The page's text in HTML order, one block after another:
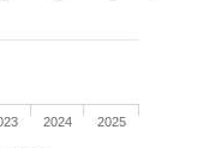
2024 2025